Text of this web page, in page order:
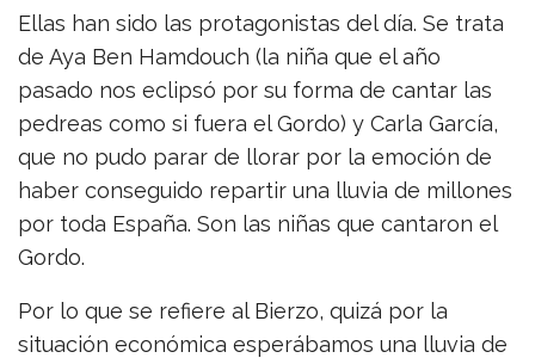
Ellas han sido las protagonistas del día. Se trata
de Aya Ben Hamdouch (la niña que el año
pasado nos eclipsó por su forma de cantar las
pedreas como si fuera el Gordo) y Carla García,
que no pudo parar de llorar por la emoción de
haber conseguido repartir una lluvia de millones
por toda España. Son las niñas que cantaron el
Gordo.
Por lo que se refiere al Bierzo, quizá por la
situación económica esperábamos una lluvia de